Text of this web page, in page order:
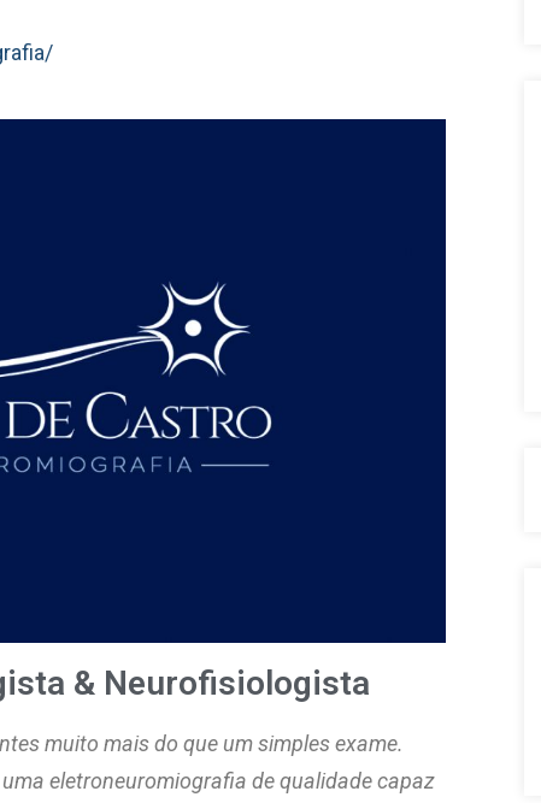
& Neurofisiologista
muito mais do que um simples exame.
eletroneuromiografia de qualidade capaz